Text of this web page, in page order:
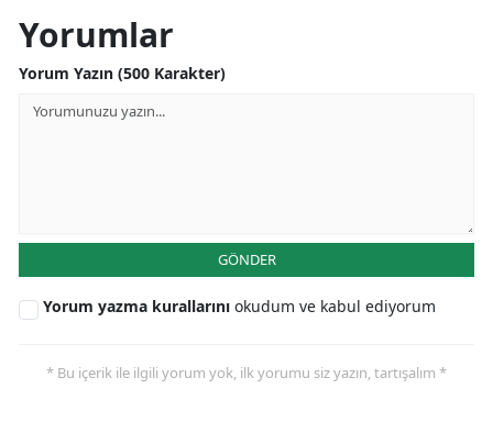
Yorumlar
Yorum Yazın (500 Karakter)
GÖNDER
Yorum yazma kurallarını okudum ve kabul ediyorum
* Bu içerik ile ilgili yorum yok, ilk yorumu siz yazın, tartışalım *